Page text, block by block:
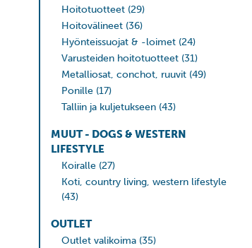
Hoitotuotteet (29)
Hoitovälineet (36)
Hyönteissuojat & -loimet (24)
Varusteiden hoitotuotteet (31)
Metalliosat, conchot, ruuvit (49)
Ponille (17)
Talliin ja kuljetukseen (43)
MUUT - DOGS & WESTERN
LIFESTYLE
Koiralle (27)
Koti, country living, western lifestyle
(43)
OUTLET
Outlet valikoima (35)